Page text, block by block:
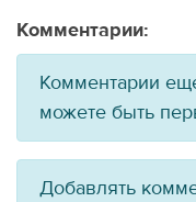
Комментарии:
Комментарии
можете быть
Добавлять